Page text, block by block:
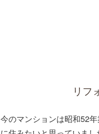
リフ
今のマンションは昭和52